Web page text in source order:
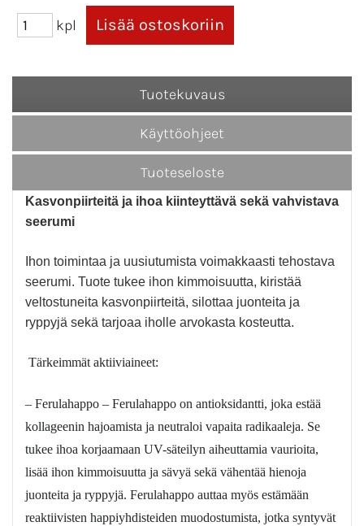
kpl
Tuotekuvaus
Käyttöohjeet
Tuoteseloste
Kasvonpiirteitä ja ihoa kiinteyttävä sekä vahvistava
seerumi
Ihon toimintaa ja uusiutumista voimakkaasti tehostava
seerumi. Tuote tukee ihon kimmoisuutta, kiristää
veltostuneita kasvonpiirteitä, silottaa juonteita ja
ryppyjä sekä tarjoaa iholle arvokasta kosteutta.
Tärkeimmät aktiiviaineet:
– Ferulahappo – Ferulahappo on antioksidantti, joka estää
kollageenin hajoamista ja neutraloi vapaita radikaaleja. Se
tukee ihoa korjaamaan UV-säteilyn aiheuttamia vaurioita,
lisää ihon kimmoisuutta ja sävyä sekä vähentää hienoja
juonteita ja ryppyjä. Ferulahappo auttaa myös estämään
reaktiivisten happiyhdisteiden muodostumista, jotka syntyvät